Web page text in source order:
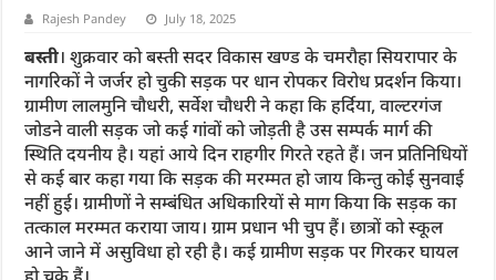
Rajesh Pandey July 18, 2025
बस्ती। शुक्रवार को बस्ती सदर विकास खण्ड के चमरौहा सियरापार के
नागरिकों ने जर्जर हो चुकी सड़क पर धान रोपकर विरोध प्रदर्शन किया।
ग्रामीण लालमुनि चौधरी, सर्वेश चौधरी ने कहा कि हर्दिया, वाल्टरगंज
जोडने वाली सड़क जो कई गांवों को जोड़ती है उस सम्पर्क मार्ग की
स्थिति दयनीय है। यहां आये दिन राहगीर गिरते रहते हैं। जन प्रतिनिधियों
से कई बार कहा गया कि सड़क की मरम्मत हो जाय किन्तु कोई सुनवाई
नहीं हुई। ग्रामीणों ने सम्बंधित अधिकारियों से माग किया कि सड़क का
तत्काल मरम्मत कराया जाय। ग्राम प्रधान भी चुप हैं। छात्रों को स्कूल
आने जाने में असुविधा हो रही है। कई ग्रामीण सड़क पर गिरकर घायल